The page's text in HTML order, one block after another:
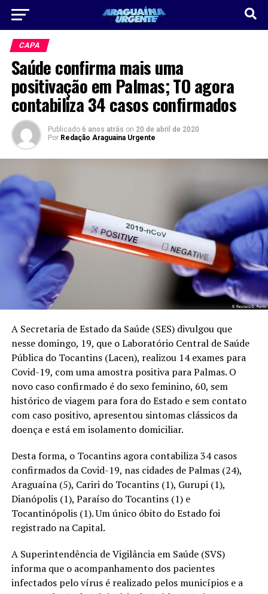
CAPA
Saúde confirma mais uma
positivação em Palmas; TO agora
contabiliza 34 casos confirmados
Publicado 6 anos atrás on 20 de abril de 2020
Por Redação Araguaina Urgente
A Secretaria de Estado da Saúde (SES) divulgou que
nesse domingo, 19, que o Laboratório Central de Saúde
Pública do Tocantins (Lacen), realizou 14 exames para
Covid-19, com uma amostra positiva para Palmas. O
novo caso confirmado é do sexo feminino, 60, sem
histórico de viagem para fora do Estado e sem contato
com caso positivo, apresentou sintomas clássicos da
doença e está em isolamento domiciliar.
Desta forma, o Tocantins agora contabiliza 34 casos
confirmados da Covid-19, nas cidades de Palmas (24),
Araguaína (5), Cariri do Tocantins (1), Gurupi (1),
Dianópolis (1), Paraíso do Tocantins (1) e
Tocantinópolis (1). Um único óbito do Estado foi
registrado na Capital.
A Superintendência de Vigilância em Saúde (SVS)
informa que o acompanhamento dos pacientes
infectados pelo vírus é realizado pelos municípios e a